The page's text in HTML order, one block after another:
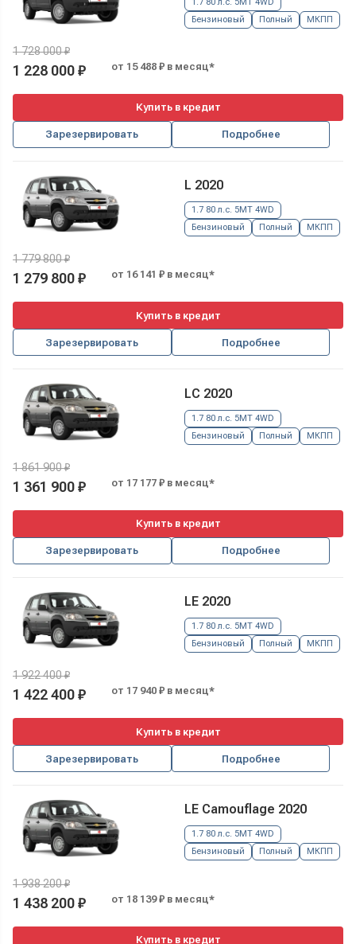
Бензиновый
Полный МКПП
1 728 000 ₽
1 228 000 ₽ от 15 488 ₽ в месяц*
Купить в кредит
Зарезервировать Подробнее
L 2020
1.7 80 л.с. 5MT 4WD
Бензиновый
Полный МКПП
1 779 800 ₽
1 279 800 ₽ от 16 141 ₽ в месяц*
Купить в кредит
Зарезервировать Подробнее
LC 2020
1.7 80 л.с. 5MT 4WD
Бензиновый
Полный МКПП
1 861 900 ₽
1 361 900 ₽ от 17 177 ₽ в месяц*
Купить в кредит
Зарезервировать Подробнее
LE 2020
1.7 80 л.с. 5MT 4WD
Бензиновый
Полный МКПП
1 922 400 ₽
1 422 400 ₽ от 17 940 ₽ в месяц*
Купить в кредит
Зарезервировать Подробнее
LE Camouflage 2020
1.7 80 л.с. 5MT 4WD
Бензиновый
Полный МКПП
1 938 200 ₽
1 438 200 ₽ от 18 139 ₽ в месяц*
Купить в кредит